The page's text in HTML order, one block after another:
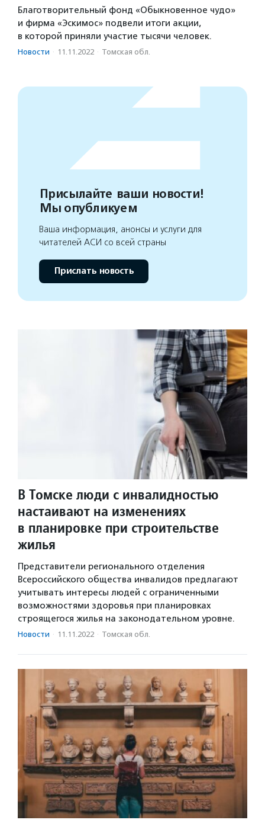
Благотворительный фонд «Обыкновенное чудо»
и фирма «Эскимос» подвели итоги акции,
в которой приняли участие тысячи человек.
Новости · 11.11.2022 · Томская обл.
Присылайте ваши новости!
Мы опубликуем
Ваша информация, анонсы и услуги для
читателей АСИ со всей страны
Прислать новость
В Томске люди с инвалидностью
настаивают на изменениях
в планировке при строительстве
жилья
Представители регионального отделения
Всероссийского общества инвалидов предлагают
учитывать интересы людей с ограниченными
возможностями здоровья при планировках
строящегося жилья на законодательном уровне.
Новости · 11.11.2022 · Томская обл.